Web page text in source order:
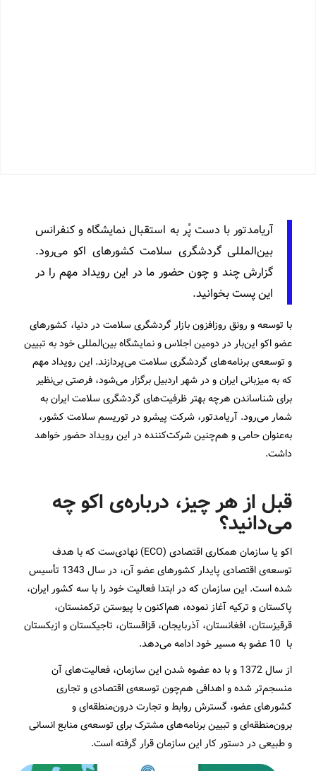
آریامدتور با دست پُر به استقبال نمایشگاه و کنفرانس
بین‌المللی گردشگری سلامت کشورهای اکو می‌رود.
گزارش چند و چون حضور ما در این رویداد مهم را در
این پست بخوانید.
با توسعه و رونق روزافزون بازار گردشگری سلامت در دنیا، کشورهای
عضو اکو این‌بار در دومین اجلاس و نمایشگاه بین‌المللی خود به تبیین
و توسعه‌ی برنامه­‌های گردشگری سلامت می­‌پردازند. این رویداد مهم
که به میزبانی ایران و در شهر اردبیل برگزار می­‌شود، فرصتی بی‌نظیر
برای شناساندن هرچه بهتر ظرفیت‌های گردشگری سلامت ایران به
شمار می‌رود. آریامدتور، شرکت پیشرو در توریسم سلامت کشور،
به‌عنوان حامی و هم‌چنین شرکت‌کننده در این رویداد حضور خواهد
داشت.
قبل از هر چیز، درباره‌ی اکو چه
می‌دانید؟
اکو یا سازمان همکاری اقتصادی (ECO) نهادی‌ست که با هدف
توسعه‌ی اقتصادی پایدار کشورهای عضو آن، در سال 1343 تأسیس
شده است. این سازمان که در ابتدا فعالیت خود را با سه کشور ایران،
پاکستان و ترکیه آغاز نموده، هم­‌اکنون با پیوستن ترکمنستان،
قرقیزستان، افغانستان، آذربایجان، قزاقستان، تاجیکستان و ازبکستان
با 10 عضو به مسیر خود ادامه می­‌دهد.
از سال 1372 و با ده عضوه شدن این سازمان، فعالیت‌های آن
منسجم‌­تر شده و اهدافی هم­‌چون توسعه‌ی اقتصادی و تجاری
کشورهای عضو، گسترش روابط و تجارت درون‌منطقه­‌ای و
برون‌منطقه‌ای و تبیین برنامه‌های مشترک برای توسعه‌ی منابع انسانی
و طبیعی در دستور کار این سازمان قرار گرفته است.